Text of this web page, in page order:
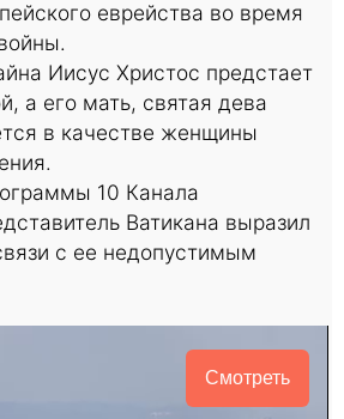
еврейства во время
Иисус Христос предстает
а его мать, святая дева
в качестве женщины
10 Канала
Ватикана выразил
с ее недопустимым
Смотреть